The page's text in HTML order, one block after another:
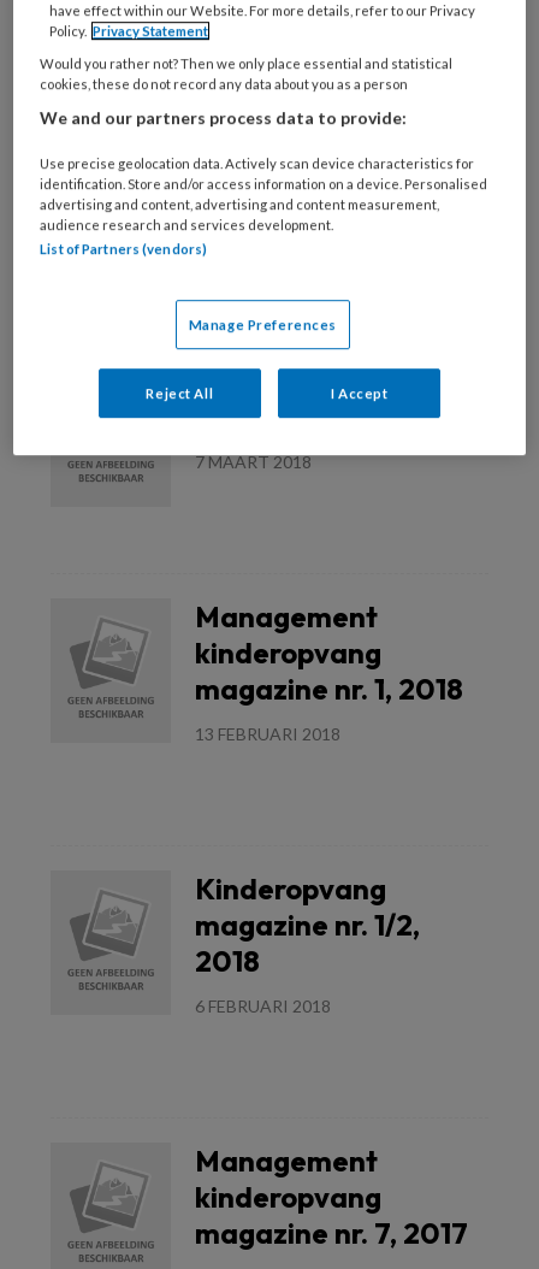
Lees meer
Management
magazine nr. 2, 2018
23 MAART 2018
Kinderopvang
magazine nr. 3, 2018
7 MAART 2018
Management
kinderopvang
magazine nr. 1, 2018
13 FEBRUARI 2018
Kinderopvang
magazine nr. 1/2,
2018
6 FEBRUARI 2018
Management
kinderopvang
magazine nr. 7, 2017
have effect within our Website. For more details, refer to our Privacy
Policy. Privacy Statement
Would you rather not? Then we only place essential and statistical
cookies, these do not record any data about you as a person
We and our partners process data to provide:
Use precise geolocation data. Actively scan device characteristics for
identification. Store and/or access information on a device. Personalised
advertising and content, advertising and content measurement,
audience research and services development.
List of Partners (vendors)
Manage Preferences
Reject All I Accept